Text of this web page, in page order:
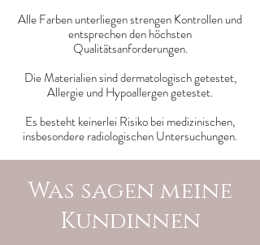
Alle Farben unterliegen strengen Kontrollen und
entsprechen den höchsten
Qualitätsanforderungen.
Die Materialien sind dermatologisch getestet,
Allergie und Hypoallergen getestet.
Es besteht keinerlei Risiko bei medizinischen,
insbesondere radiologischen Untersuchungen.
Was sagen meine
Kundinnen